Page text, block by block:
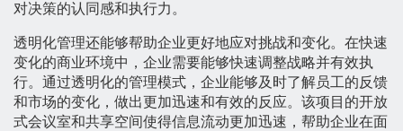
对决策的认同感和执行力。
透明化管理还能够帮助企业更好地应对挑战和变化。在快速
变化的商业环境中，企业需要能够快速调整战略并有效执
行。通过透明化的管理模式，企业能够及时了解员工的反馈
和市场的变化，做出更加迅速和有效的反应。该项目的开放
式会议室和共享空间使得信息流动更加迅速，帮助企业在面